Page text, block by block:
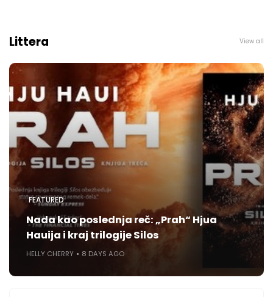
Littera View all
FEATURED
Nada kao poslednja reč: „Prah“ Hjua
Hauija i kraj trilogije Silos
HELLY CHERRY 8 DAYS AGO